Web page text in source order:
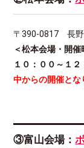
〒390-0817 長野
＜松本会場・開催
１０：００～１
中からの開催とな
③富山会場：